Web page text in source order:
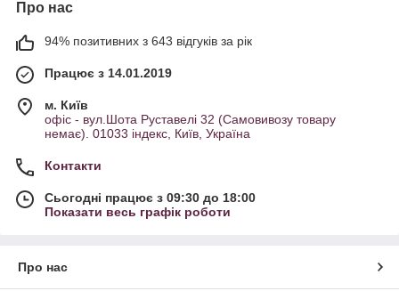
Про нас
94% позитивних з 643 відгуків за рік
Працює з 14.01.2019
м. Київ
офіс - вул.Шота Руставелі 32 (Самовивозу товару
немає). 01033 індекс, Київ, Україна
Контакти
Сьогодні працює з 09:30 до 18:00
Показати весь графік роботи
Про нас